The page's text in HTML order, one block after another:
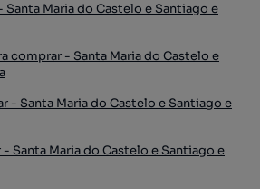
Santa Maria do Castelo e Santiago e
comprar - Santa Maria do Castelo e
- Santa Maria do Castelo e Santiago e
Santa Maria do Castelo e Santiago e